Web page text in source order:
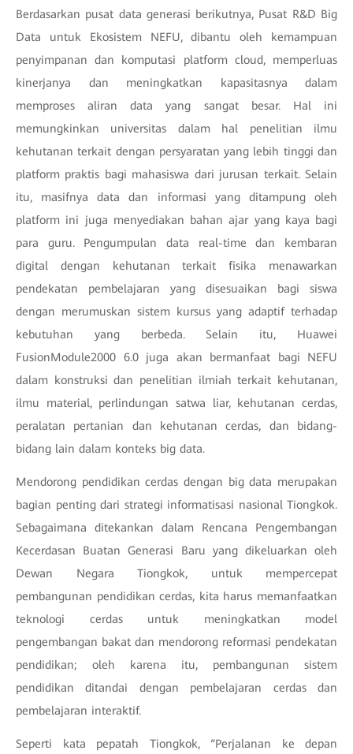
Berdasarkan pusat data generasi berikutnya, Pusat R&D Big
Data untuk Ekosistem NEFU, dibantu oleh kemampuan
penyimpanan dan komputasi platform cloud, memperluas
kinerjanya dan meningkatkan kapasitasnya dalam
memproses aliran data yang sangat besar. Hal ini
memungkinkan universitas dalam hal penelitian ilmu
kehutanan terkait dengan persyaratan yang lebih tinggi dan
platform praktis bagi mahasiswa dari jurusan terkait. Selain
itu, masifnya data dan informasi yang ditampung oleh
platform ini juga menyediakan bahan ajar yang kaya bagi
para guru. Pengumpulan data real-time dan kembaran
digital dengan kehutanan terkait fisika menawarkan
pendekatan pembelajaran yang disesuaikan bagi siswa
dengan merumuskan sistem kursus yang adaptif terhadap
kebutuhan yang berbeda. Selain itu, Huawei
FusionModule2000 6.0 juga akan bermanfaat bagi NEFU
dalam konstruksi dan penelitian ilmiah terkait kehutanan,
ilmu material, perlindungan satwa liar, kehutanan cerdas,
peralatan pertanian dan kehutanan cerdas, dan bidang-
bidang lain dalam konteks big data.
Mendorong pendidikan cerdas dengan big data merupakan
bagian penting dari strategi informatisasi nasional Tiongkok.
Sebagaimana ditekankan dalam
Rencana Pengembangan
Kecerdasan Buatan Generasi Baru yang dikeluarkan oleh
Dewan Negara Tiongkok, untuk mempercepat
pembangunan pendidikan cerdas, kita harus memanfaatkan
teknologi cerdas untuk meningkatkan model
pengembangan bakat dan mendorong reformasi pendekatan
pendidikan; oleh karena itu, pembangunan sistem
pendidikan ditandai dengan pembelajaran cerdas dan
pembelajaran interaktif.
Seperti kata pepatah Tiongkok, “Perjalanan ke depan